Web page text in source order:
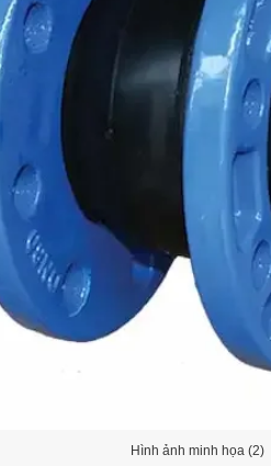
Hình ảnh minh họa (2)